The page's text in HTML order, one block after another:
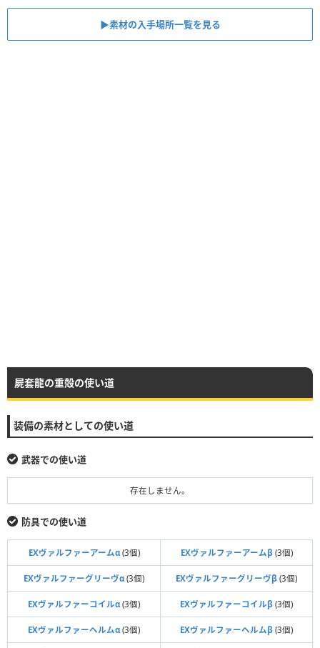
▶素材の入手場所一覧を見る
屍套龍の重殻の使い道
装備の素材としての使い道
武器での使い道
存在しません。
防具での使い道
EXヴァルファーアームα(3個) EXヴァルファーアームβ(3個)
EXヴァルファーグリーヴα(3個) EXヴァルファーグリーヴβ (3個)
EXヴァルファーコイルα(3個) EXヴァルファーコイルβ (3個)
EXヴァルファーヘルムα(3個) EXヴァルファーヘルムβ (3個)